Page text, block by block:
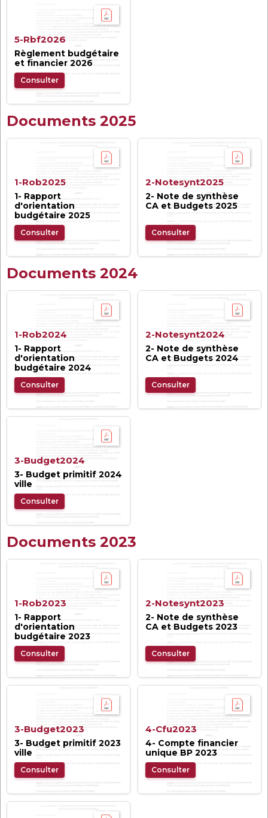
5-Rbf2026
Règlement budgétaire
et financier 2026
Consulter
Documents 2025
1-Rob2025
1- Rapport
d'orientation
budgétaire 2025
Consulter
2-Notesynt2025
2- Note de synthèse
CA et Budgets 2025
Consulter
Documents 2024
1-Rob2024
1- Rapport
d'orientation
budgétaire 2024
Consulter
2-Notesynt2024
2- Note de synthèse
CA et Budgets 2024
Consulter
3-Budget2024
3- Budget primitif 2024
ville
Consulter
Documents 2023
1-Rob2023
1- Rapport
d'orientation
budgétaire 2023
Consulter
2-Notesynt2023
2- Note de synthèse
CA et Budgets 2023
Consulter
3-Budget2023
3- Budget primitif 2023
ville
Consulter
4-Cfu2023
4- Compte financier
unique BP 2023
Consulter